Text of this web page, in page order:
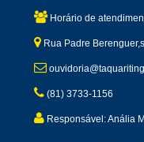
Horário de
Rua Padre
(81) 3733-1156
Responsável: Anália